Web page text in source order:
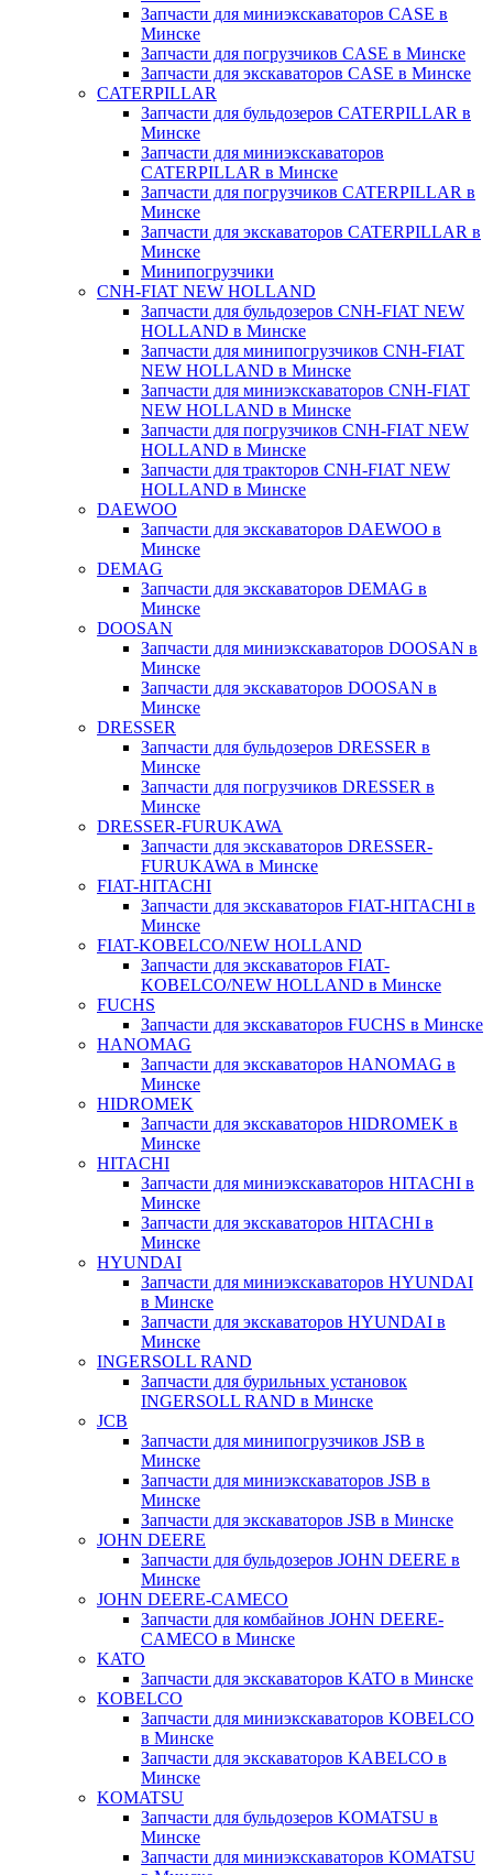
Запчасти для миниэкскаваторов CASE в
Минске
Запчасти для погрузчиков CASE в Минске
Запчасти для экскаваторов CASE в Минске
CATERPILLAR
Запчасти для бульдозеров CATERPILLAR в
Минске
Запчасти для миниэкскаваторов
CATERPILLAR в Минске
Запчасти для погрузчиков CATERPILLAR в
Минске
Запчасти для экскаваторов CATERPILLAR в
Минскe
Минипогрузчики
CNH-FIAT NEW HOLLAND
Запчасти для бульдозеров CNH-FIAT NEW
HOLLAND в Минске
Запчасти для минипогрузчиков CNH-FIAT
NEW HOLLAND в Минске
Запчасти для миниэкскаваторов CNH-FIAT
NEW HOLLAND в Минске
Запчасти для погрузчиков CNH-FIAT NEW
HOLLAND в Минске
Запчасти для тракторов CNH-FIAT NEW
HOLLAND в Минске
DAEWOO
Запчасти для экскаваторов DAEWOO в
Минске
DEMAG
Запчасти для экскаваторов DEMAG в
Минске
DOOSAN
Запчасти для миниэкскаваторов DOOSAN в
Минске
Запчасти для экскаваторов DOOSAN в
Минске
DRESSER
Запчасти для бульдозеров DRESSER в
Минске
Запчасти для погрузчиков DRESSER в
Минске
DRESSER-FURUKAWA
Запчасти для экскаваторов DRESSER-
FURUKAWA в Минске
FIAT-HITACHI
Запчасти для экскаваторов FIAT-HITACHI в
Минске
FIAT-KOBELCO/NEW HOLLAND
Запчасти для экскаваторов FIAT-
KOBELCO/NEW HOLLAND в Минске
FUCHS
Запчасти для экскаваторов FUCHS в Минске
HANOMAG
Запчасти для экскаваторов HANOMAG в
Минске
HIDROMEK
Запчасти для экскаваторов HIDROMEK в
Минске
HITACHI
Запчасти для миниэкскаваторов HITACHI в
Минске
Запчасти для экскаваторов HITACHI в
Минске
HYUNDAI
Запчасти для миниэкскаваторов HYUNDAI
в Минске
Запчасти для экскаваторов HYUNDAI в
Минске
INGERSOLL RAND
Запчасти для бурильных установок
INGERSOLL RAND в Минске
JCB
Запчасти для минипогрузчиков JSB в
Минске
Запчасти для миниэкскаваторов JSB в
Минске
Запчасти для экскаваторов JSB в Минске
JOHN DEERE
Запчасти для бульдозеров JOHN DEERE в
Минске
JOHN DEERE-CAMECO
Запчасти для комбайнов JOHN DEERE-
CAMECO в Минске
KATO
Запчасти для экскаваторов KATO в Минске
KOBELCO
Запчасти для миниэкскаваторов KOBELCO
в Минске
Запчасти для экскаваторов KABELCO в
Минске
KOMATSU
Запчасти для бульдозеров KOMATSU в
Минске
Запчасти для миниэкскаваторов KOMATSU